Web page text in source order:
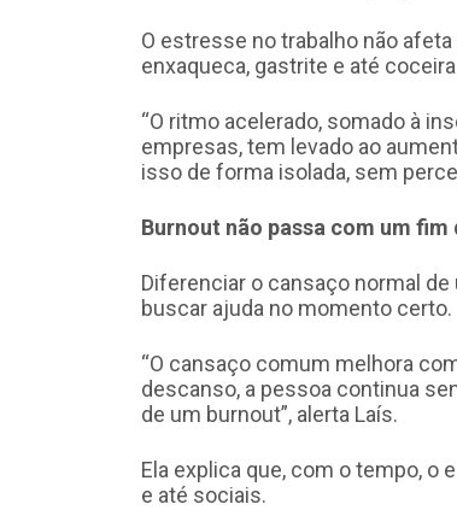
O estresse no trabalho não
enxaqueca, gastrite e até
“O ritmo acelerado, somado à
empresas, tem levado ao
isso de forma isolada, sem
Burnout não passa com um fim
Diferenciar o cansaço normal
buscar ajuda no momento certo.
“O cansaço comum melhora
descanso, a pessoa continua
de um burnout”, alerta Laís.
Ela explica que, com o tempo,
e até sociais.